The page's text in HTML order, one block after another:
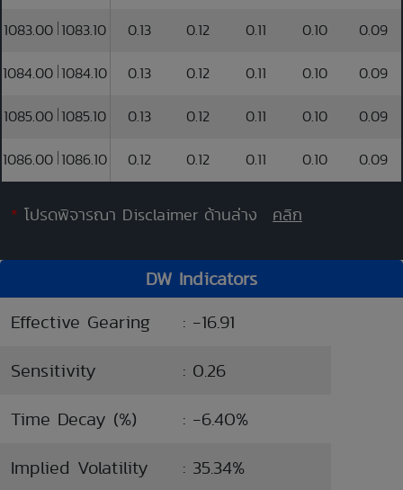
1083.00 1083.10 0.13 0.12 0.11 0.10 0.09
1084.00 1084.10 0.13 0.12 0.11 0.10 0.09
1085.00 1085.10 0.13 0.12 0.11 0.10 0.09
1086.00 1086.10 0.12 0.12 0.11 0.10 0.09
* โปรดพิจารณา Disclaimer ด้านล่าง คลิก
DW Indicators
Effective Gearing
: -16.91
Sensitivity
: 0.26
Time Decay (%)
: -6.40%
Implied Volatility
: 35.34%